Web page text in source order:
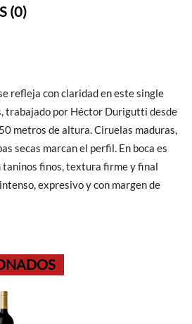
(0)
refleja con claridad en este single
trabajado por Héctor Durigutti desde
metros de altura. Ciruelas maduras,
secas marcan el perfil. En boca es
taninos finos, textura firme y final
expresivo y con margen de